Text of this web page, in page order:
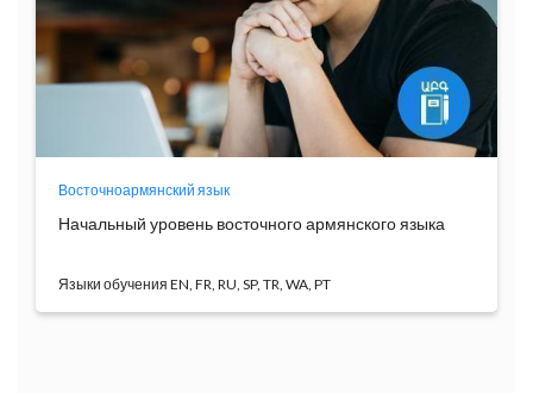
Восточноармянский язык
Начальный уровень восточного армянского языка
Языки обучения